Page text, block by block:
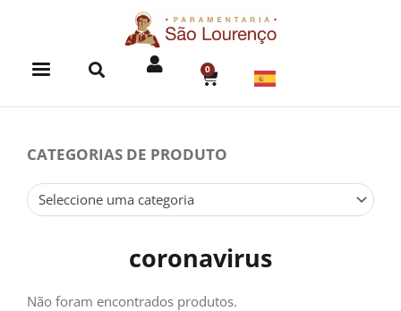
0
CART
CATEGORIAS DE PRODUTO
Seleccione uma categoria
coronavirus
Não foram encontrados produtos.